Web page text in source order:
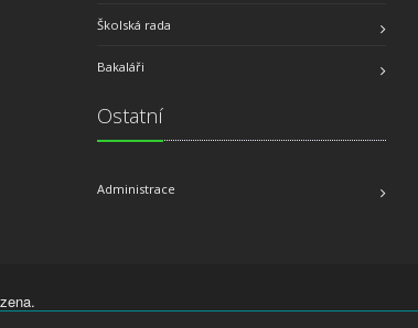
Školská rada
Bakaláři
Ostatní
Administrace